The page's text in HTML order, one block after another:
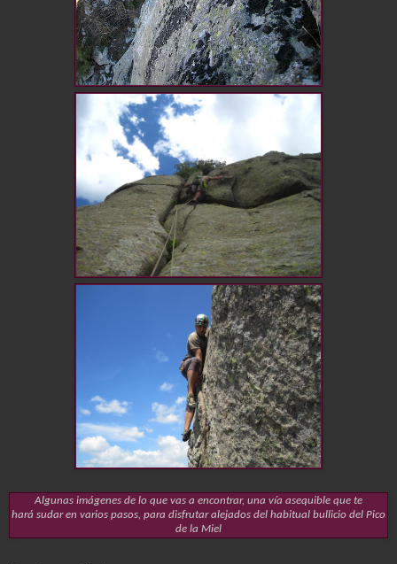
Algunas imágenes de lo que vas a encontrar, una vía asequible que te
hará sudar en varios pasos, para disfrutar alejados del habitual bullicio del Pico
de la Miel